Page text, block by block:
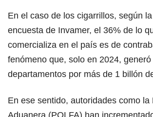
En el caso de los cigarrillos, según
encuesta de Invamer, el 36% de lo
comercializa en el país es de
fenómeno que, solo en 2024,
departamentos por más de 1 billón
En ese sentido, autoridades como
Aduanera (POLFA) han